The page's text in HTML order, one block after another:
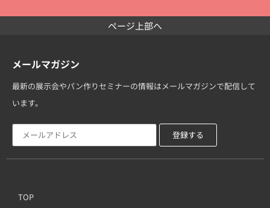
ページ上部へ
メールマガジン
最新の展示会やパン作りセミナーの情報はメールマガジンで配信して
います。
TOP